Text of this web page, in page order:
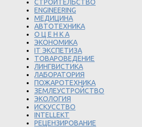
СТРОИТЕЛЬСТВО
ENGINEERING
МЕДИЦИНА
АВТОТЕХНИКА
О Ц Е Н К А
ЭКОНОМИКА
IT ЭКСПЕТИЗА
ТОВАРОВЕДЕНИЕ
ЛИНГВИСТИКА
ЛАБОРАТОРИЯ
ПОЖАРОТЕХНИКА
ЗЕМЛЕУСТРОЙСТВО
ЭКОЛОГИЯ
ИСКУССТВО
INTELLEKT
РЕЦЕНЗИРОВАНИЕ